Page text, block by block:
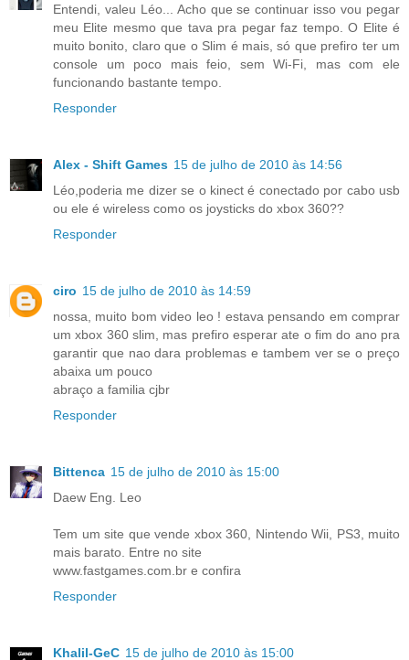
Entendi, valeu Léo... Acho que se continuar isso vou pegar
meu Elite mesmo que tava pra pegar faz tempo. O Elite é
muito bonito, claro que o Slim é mais, só que prefiro ter um
console um poco mais feio, sem Wi-Fi, mas com ele
funcionando bastante tempo.
Responder
Alex - Shift Games 15 de julho de 2010 às 14:56
Léo,poderia me dizer se o kinect é conectado por cabo usb
ou ele é wireless como os joysticks do xbox 360??
Responder
ciro 15 de julho de 2010 às 14:59
nossa, muito bom video leo ! estava pensando em comprar
um xbox 360 slim, mas prefiro esperar ate o fim do ano pra
garantir que nao dara problemas e tambem ver se o preço
abaixa um pouco
abraço a familia cjbr
Responder
Bittenca 15 de julho de 2010 às 15:00
Daew Eng. Leo
Tem um site que vende xbox 360, Nintendo Wii, PS3, muito
mais barato. Entre no site
www.fastgames.com.br e confira
Responder
Khalil-GeC 15 de julho de 2010 às 15:00